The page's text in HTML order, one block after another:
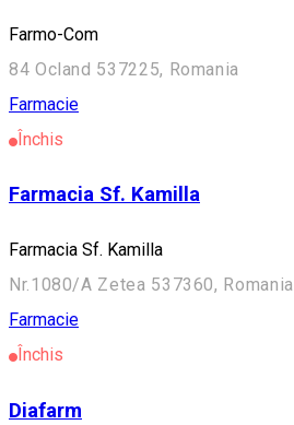
Farmo-Com
84 Ocland 537225, Romania
Farmacie
Închis
Farmacia Sf. Kamilla
Farmacia Sf. Kamilla
Nr.1080/A Zetea 537360, Romania
Farmacie
Închis
Diafarm